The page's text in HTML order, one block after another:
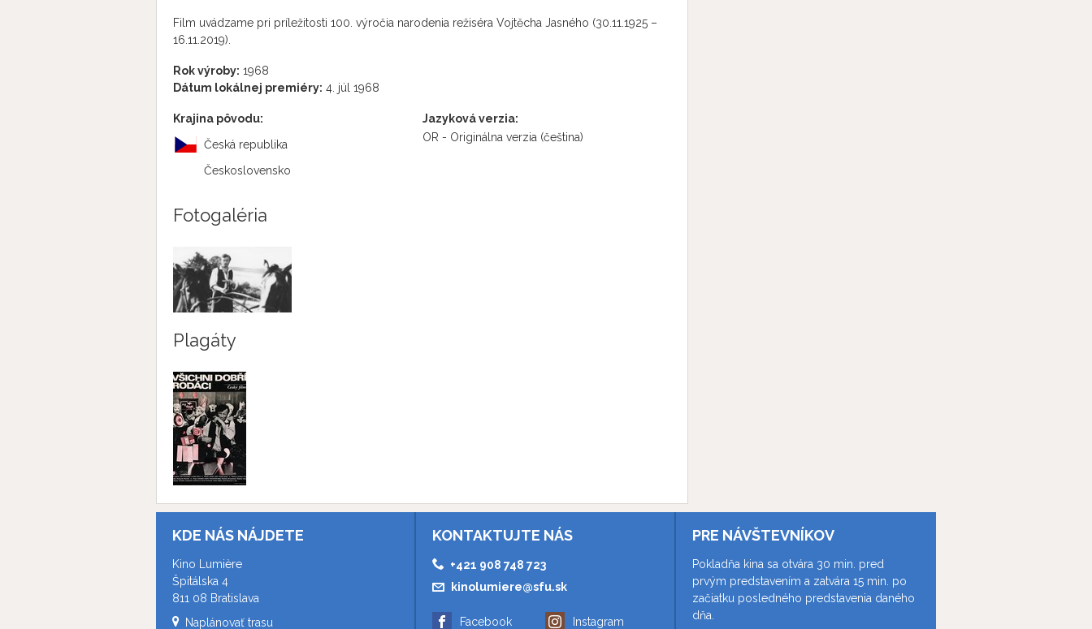
Film uvádzame pri príležitosti 100. výročia narodenia režiséra Vojtěcha Jasného (30.11.1925 –
16.11.2019).
Rok výroby: 1968
Dátum lokálnej premiéry: 4. júl 1968
Krajina pôvodu:
Česká republika
Československo
Jazyková verzia:
OR - Originálna verzia (čeština)
Fotogaléria
Plagáty
KDE NÁS NÁJDETE
Kino Lumière
Špitálska 4
811 08 Bratislava
Naplánovať trasu
KONTAKTUJTE NÁS
+421 908 748 723
kinolumiere@sfu.sk
Facebook Instagram
PRE NÁVŠTEVNÍKOV
Pokladňa kina sa otvára 30 min. pred
prvým predstavením a zatvára 15 min. po
začiatku posledného predstavenia daného
dňa.